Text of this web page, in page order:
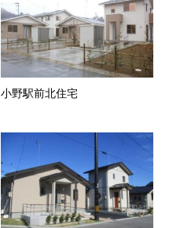
小野駅前北住宅